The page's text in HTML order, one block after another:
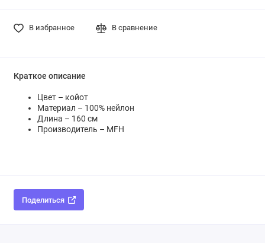
В избранное В сравнение
Краткое описание
Цвет – койот
Материал – 100% нейлон
Длина – 160 см
Производитель – MFH
Поделиться